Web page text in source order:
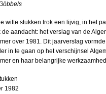
witte stukken trok een lijvig, in het
de aandacht: het verslag van de
over 1981. Dit jaarverslag
in te gaan op het verschijnsel
en haar belangrijke
1982